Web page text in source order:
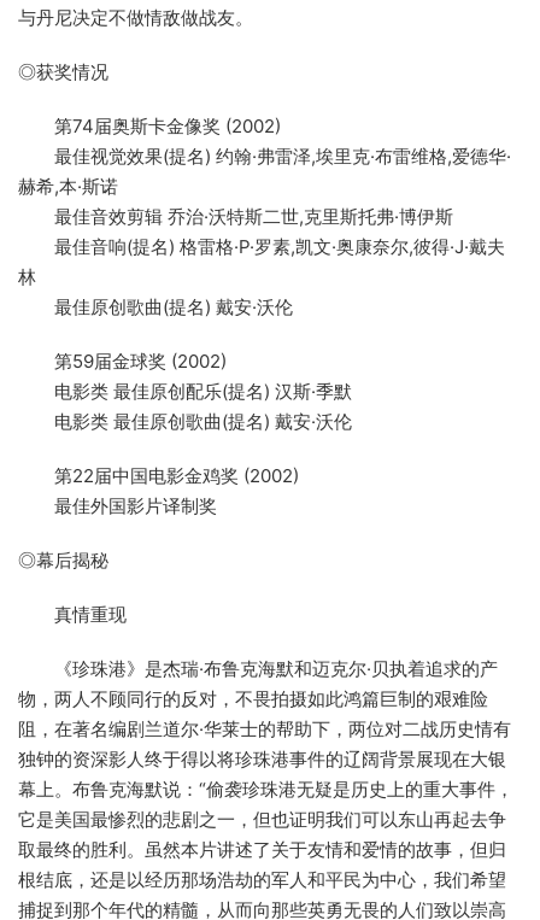
与丹尼决定不做情敌做战友。
◎获奖情况
第74届奥斯卡金像奖 (2002)
最佳视觉效果(提名) 约翰·弗雷泽,埃里克·布雷维格,爱德华·
赫希,本·斯诺
最佳音效剪辑 乔治·沃特斯二世,克里斯托弗·博伊斯
最佳音响(提名) 格雷格·P·罗素,凯文·奥康奈尔,彼得·J·戴夫
林
最佳原创歌曲(提名) 戴安·沃伦
第59届金球奖 (2002)
电影类 最佳原创配乐(提名) 汉斯·季默
电影类 最佳原创歌曲(提名) 戴安·沃伦
第22届中国电影金鸡奖 (2002)
最佳外国影片译制奖
◎幕后揭秘
真情重现
《珍珠港》是杰瑞·布鲁克海默和迈克尔·贝执着追求的产
物，两人不顾同行的反对，不畏拍摄如此鸿篇巨制的艰难险
阻，在著名编剧兰道尔·华莱士的帮助下，两位对二战历史情有
独钟的资深影人终于得以将珍珠港事件的辽阔背景展现在大银
幕上。布鲁克海默说：“偷袭珍珠港无疑是历史上的重大事件，
它是美国最惨烈的悲剧之一，但也证明我们可以东山再起去争
取最终的胜利。虽然本片讲述了关于友情和爱情的故事，但归
根结底，还是以经历那场浩劫的军人和平民为中心，我们希望
捕捉到那个年代的精髓，从而向那些英勇无畏的人们致以崇高